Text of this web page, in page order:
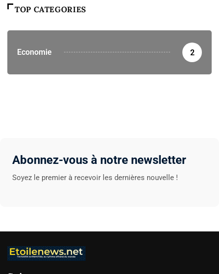
TOP CATEGORIES
Economie 2
Abonnez-vous à notre newsletter
Soyez le premier à recevoir les dernières nouvelle !